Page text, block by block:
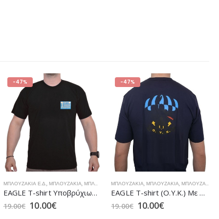
,ΠΡΟΣΦΟΡΈΣ
-47%
ΜΠΛΟΥΖΆΚΙΑ Ε.Δ., ΜΠΛΟΥΖΆΚΙΑ, ΜΠΛΟΥΖΆΚΙΑ ,ΠΡΟΣΦΟΡΈΣ
EAGLE T-shirt Υποβρύχιων Καταστροφών με Στάμπα (ΕΛΛΑΣ) Μαύρο
19.00€ 10.00€
-47%
ΜΠΛΟΥΖΆΚΙΑ, ΜΠΛΟΥΖΆΚΙΑ, ΜΠΛΟΥΖΆΚΙΑ Ε.Δ.
EAGLE T-shirt (Ο.Υ.Κ.) Με Στάμπα Μπλε
19.00€ 10.00€